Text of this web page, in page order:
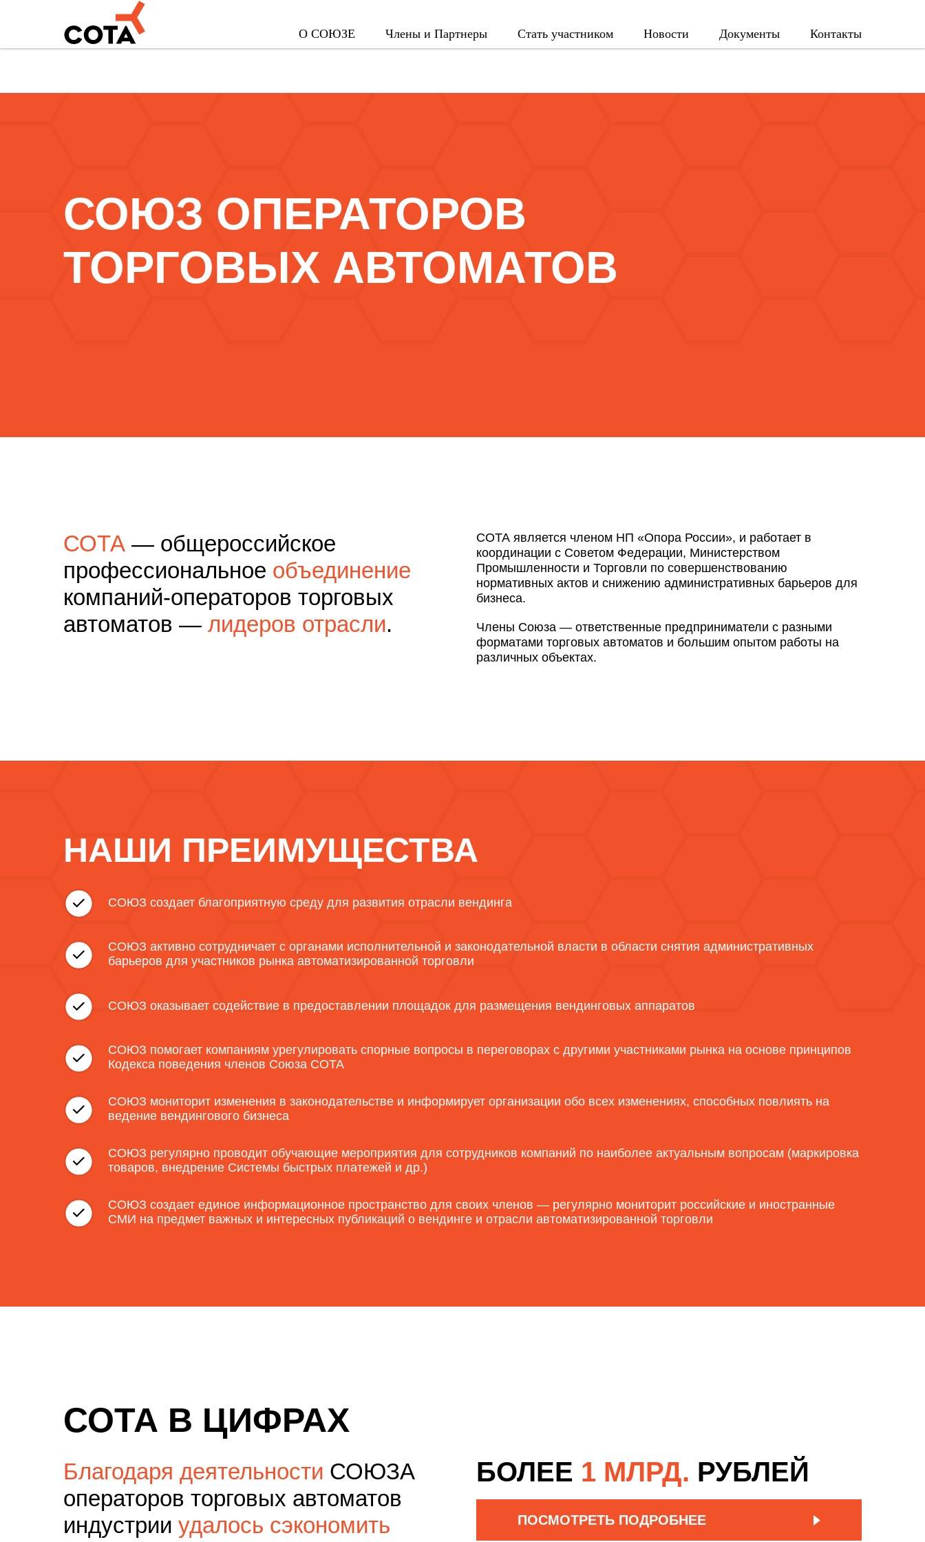
О СОЮЗЕ Члены и Партнеры Стать участником Новости Документы Контакты
СОЮЗ ОПЕРАТОРОВ
ТОРГОВЫХ АВТОМАТОВ
СОТА — общероссийское
профессиональное объединение
компаний-операторов торговых
автоматов — лидеров отрасли.
СОТА является членом НП «Опора России», и работает в
координации с Советом Федерации, Министерством
Промышленности и Торговли по совершенствованию
нормативных актов и снижению административных барьеров для
бизнеса.
Члены Союза — ответственные предприниматели с разными
форматами торговых автоматов и большим опытом работы на
различных объектах.
НАШИ ПРЕИМУЩЕСТВА
СОЮЗ создает благоприятную среду для развития отрасли вендинга
СОЮЗ активно сотрудничает с органами исполнительной и законодательной власти в области снятия административных
барьеров для участников рынка автоматизированной торговли
СОЮЗ помогает компаниям урегулировать спорные вопросы в переговорах с другими участниками рынка на основе принципов
Кодекса поведения членов Союза СОТА
СОЮЗ оказывает содействие в предоставлении площадок для размещения вендинговых аппаратов
СОЮЗ мониторит изменения в законодательстве и информирует организации обо всех изменениях, способных повлиять на
ведение вендингового бизнеса
СОЮЗ регулярно проводит обучающие мероприятия для сотрудников компаний по наиболее актуальным вопросам (маркировка
товаров, внедрение Системы быстрых платежей и др.)
СОЮЗ создает единое информационное пространство для своих членов — регулярно мониторит российские и иностранные
СМИ на предмет важных и интересных публикаций о вендинге и отрасли автоматизированной торговли
СОТА В ЦИФРАХ
Благодаря деятельности СОЮЗА
операторов торговых автоматов
индустрии удалось сэкономить
БОЛЕЕ 1 МЛРД. РУБЛЕЙ
ПОСМОТРЕТЬ ПОДРОБНЕЕ